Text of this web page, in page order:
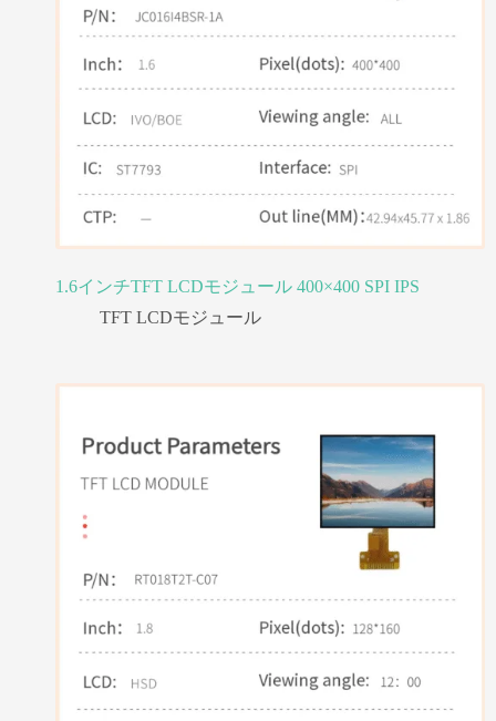
1.6インチTFT LCDモジュール 400×400 SPI IPS
TFT LCDモジュール